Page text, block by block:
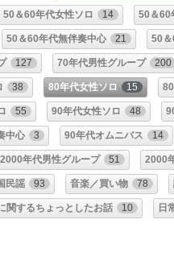
50＆60年代女性ソロ 14 50＆60
50＆60年代無伴奏中心 21 50
127 70年代男性グループ 200
38 80年代女性ソロ 15
55 90年代女性ソロ 48
中心 3 90年代オムニバス 14
2000年代男性グループ 51 2000
民謡 93 音楽／買い物 78
関するちょっとしたお話 10 日